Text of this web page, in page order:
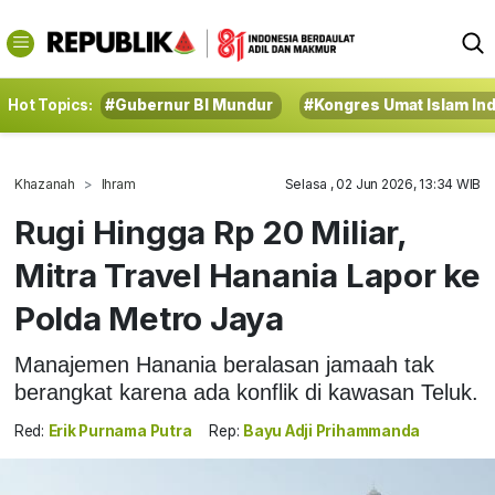
Hot Topics: #Gubernur BI Mundur #Kongres Umat Islam
Khazanah Ihram Selasa , 02 Jun 2026, 13:34 WIB
Rugi Hingga Rp 20 Miliar,
Mitra Travel Hanania Lapor ke
Polda Metro Jaya
Manajemen Hanania beralasan jamaah tak
berangkat karena ada konflik di kawasan Teluk.
Red: Erik Purnama Putra Rep: Bayu Adji Prihammanda